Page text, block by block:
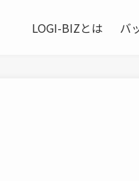
LOGI-BIZとは バ